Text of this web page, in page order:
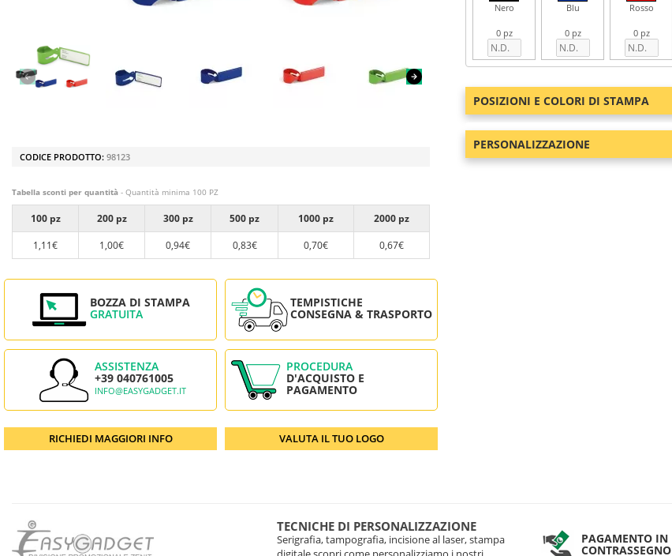
CODICE PRODOTTO: 98123
Tabella sconti per quantità - Quantità minima 100 PZ
100 pz 200 pz 300 pz 500 pz 1000 pz
2000 pz
1,11€
1,00€ 0,94€ 0,83€ 0,70€ 0,67€
BOZZA DI STAMPA
GRATUITA
TEMPISTICHE
CONSEGNA & TRASPORTO
ASSISTENZA
+39 040761005
INFO@EASYGADGET.IT
PROCEDURA
D'ACQUISTO E
PAGAMENTO
RICHIEDI MAGGIORI INFO VALUTA IL TUO LOGO
Nero
0 pz
Blu
0 pz
Rosso
0 pz
POSIZIONI E COLORI DI STAMPA
PERSONALIZZAZIONE
TECNICHE DI PERSONALIZZAZIONE
Serigrafia, tampografia, incisione al laser, stampa
PAGAMENTO IN
CONTRASSEGNO